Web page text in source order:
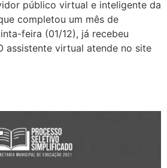
público virtual e inteligente da
completou um mês de
feira (01/12), já recebeu
assistente virtual atende no site